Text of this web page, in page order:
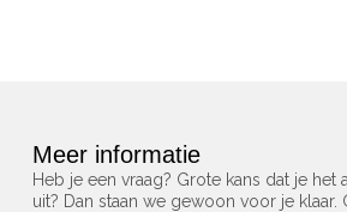
Meer informatie
Heb je een vraag? Grote kans dat je
uit? Dan staan we gewoon voor je